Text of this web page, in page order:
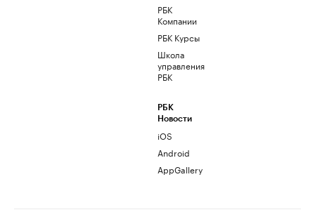
РБК
Компании
РБК Курсы
Школа
управления
РБК
РБК
Новости
iOS
Android
AppGallery